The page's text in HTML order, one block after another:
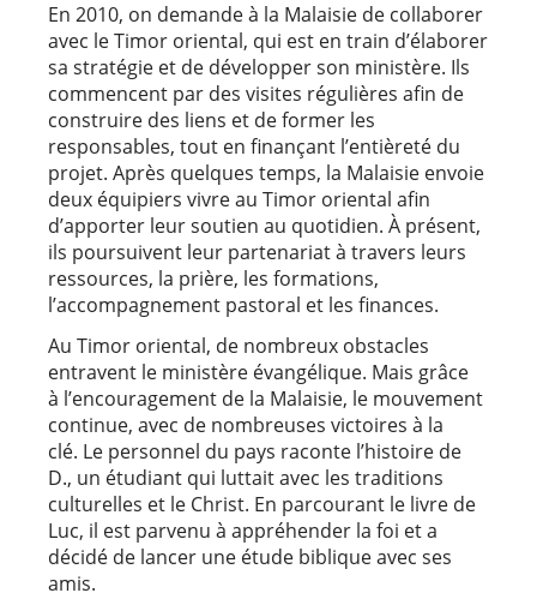
En 2010, on demande à la Malaisie de collaborer
avec le Timor oriental, qui est en train d’élaborer
sa stratégie et de développer son ministère. Ils
commencent par des visites régulières afin de
construire des liens et de former les
responsables, tout en finançant l’entièreté du
projet. Après quelques temps, la Malaisie envoie
deux équipiers vivre au Timor oriental afin
d’apporter leur soutien au quotidien. À présent,
ils poursuivent leur partenariat à travers leurs
ressources, la prière, les formations,
l’accompagnement pastoral et les finances.
Au Timor oriental, de nombreux obstacles
entravent le ministère évangélique. Mais grâce
à l’encouragement de la Malaisie, le mouvement
continue, avec de nombreuses victoires à la
clé. Le personnel du pays raconte l’histoire de
D., un étudiant qui luttait avec les traditions
culturelles et le Christ. En parcourant le livre de
Luc, il est parvenu à appréhender la foi et a
décidé de lancer une étude biblique avec ses
amis.